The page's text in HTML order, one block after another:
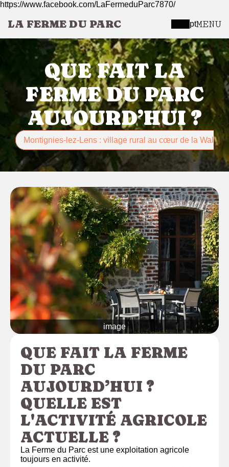
https://www.facebook.com/LaFermeduParc7870/
LA FERME DU PARC ptMENU
QUE FAIT LA
FERME DU PARC
AUJOURD’HUI ?
Montignies-lez-Lens : village rural au cœur de la
image
QUE FAIT LA FERME
DU PARC
AUJOURD’HUI ?
QUELLE EST
L'ACTIVITÉ AGRICOLE
ACTUELLE ?
La Ferme du Parc est une exploitation agricole
toujours en activité.